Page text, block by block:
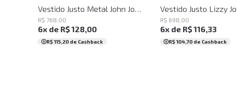
R$ 768 00
6x de R$128,00
R$ 115,20 de Cashback
R$ 698 00
6x de R$116,33
R$ 104,70de Cashback